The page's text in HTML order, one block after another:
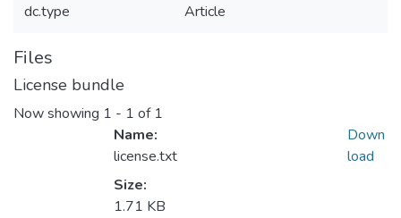
dc.type Article
Files
License bundle
Now showing 1 - 1 of 1
Name:
license.txt
Size:
1.71 KB
Down
load